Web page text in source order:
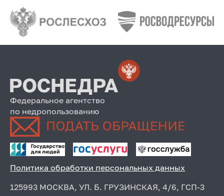
Федеральное агентство
по недропользованию
Политика обработки персональных данных
125993 МОСКВА, УЛ. Б. ГРУЗИНСКАЯ, 4/6, ГСП-3